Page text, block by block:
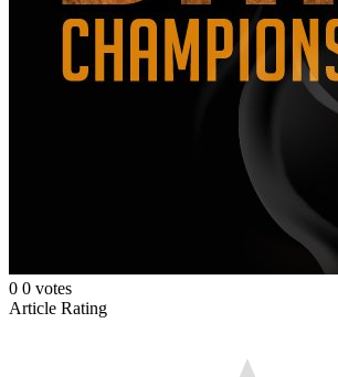
0 0 votes
Article Rating